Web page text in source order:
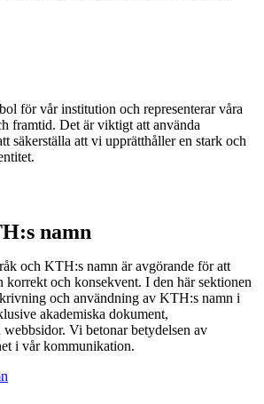
för vår institution och representerar våra
framtid. Det är viktigt att använda
säkerställa att vi upprätthåller en stark och
namn
och KTH:s namn är avgörande för att
och konsekvent. I den här sektionen
och användning av KTH:s namn i
akademiska dokument,
webbsidor. Vi betonar betydelsen av
i vår kommunikation.